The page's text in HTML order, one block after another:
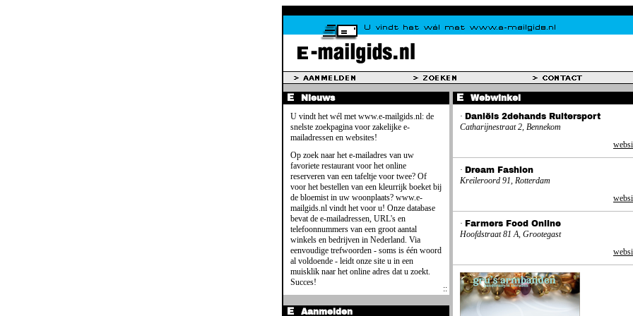
Nieuws
U vindt het wél met www.e-mailgids.nl: de
snelste zoekpagina voor zakelijke e-
mailadressen en websites!
Op zoek naar het e-mailadres van uw
favoriete restaurant voor het online
reserveren van een tafeltje voor twee? Of
voor het bestellen van een kleurrijk boeket bij
de bloemist in uw woonplaats? www.e-
mailgids.nl vindt het voor u! Onze database
bevat de e-mailadressen, URL's en
telefoonnummers van een groot aantal
winkels en bedrijven in Nederland. Via
eenvoudige trefwoorden - soms is één woord
al voldoende - leidt onze site u in een
muisklik naar het online adres dat u zoekt.
Succes!
Aanmelden
Webwinkel
· Daniëls 2dehands Ruitersport
Catharijnestraat 2, Bennekom
· Dream Fashion
Kreileroord 91, Rotterdam
· Farmers Food Online
Hoofdstraat 81 A, Grootegast